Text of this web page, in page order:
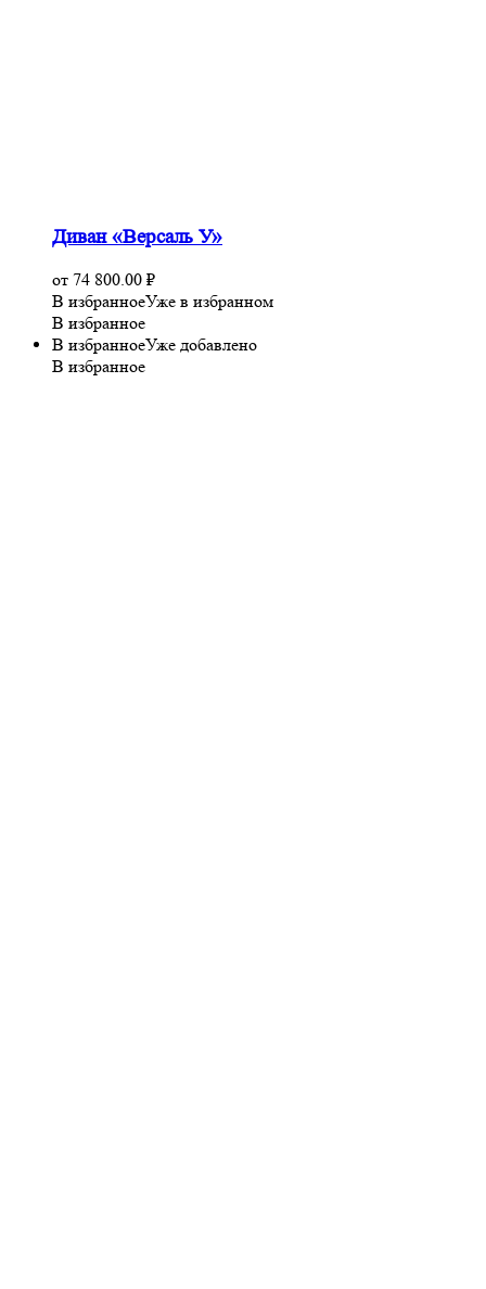
Диван «Версаль У»
от 74 800.00 ₽
В избранноеУже в избранном
В избранное
В избранноеУже добавлено
В избранное